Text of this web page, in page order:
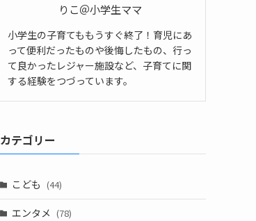
りこ＠小学生ママ
小学生の子育てももうすぐ終了！育児にあ
って便利だったものや後悔したもの、行っ
て良かったレジャー施設など、子育てに関
する経験をつづっています。
カテゴリー
こども (44)
エンタメ (78)